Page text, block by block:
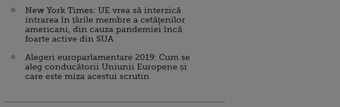
New York Times: UE vrea să interzică
intrarea în țările membre a cetăţenilor
americani, din cauza pandemiei încă
foarte active din SUA
Alegeri europarlamentare 2019: Cum se
aleg conducătorii Uniunii Europene și
care este miza acestui scrutin